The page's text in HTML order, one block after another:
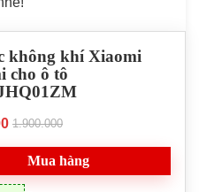
không khí Xiaomi
cho ô tô
1.900.000
Mua hàng